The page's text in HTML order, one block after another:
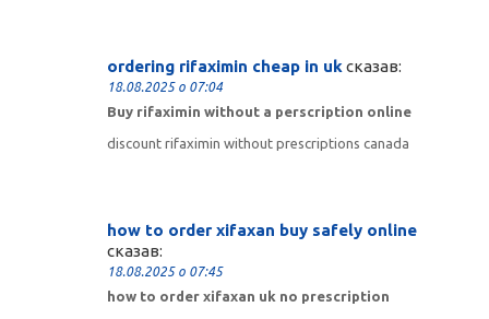
ordering rifaximin cheap in ukсказав:
18.08.2025 о 07:04
Buy rifaximin without a perscription online
discount rifaximin without prescriptions canada
how to order xifaxan buy safely online
сказав:
18.08.2025 о 07:45
how to order xifaxan uk no prescription